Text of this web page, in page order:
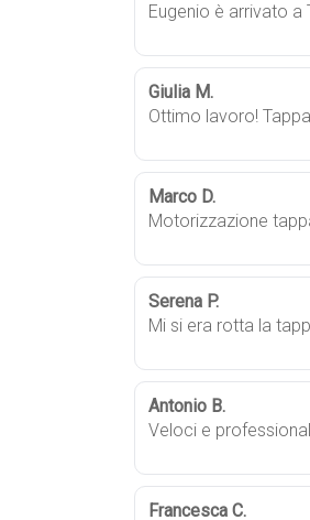
Eugenio è arrivato
Giulia M.
Ottimo lavoro!
Marco D.
Motorizzazione
Serena P.
Mi si era rotta la
Antonio B.
Veloci e
Francesca C.